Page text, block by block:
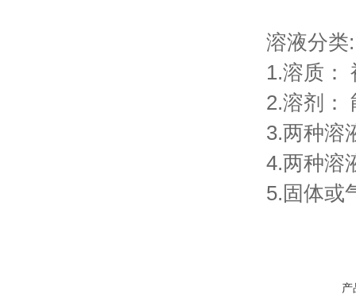
溶液分类:
1.溶质：
2.溶剂：
3.两种溶
4.两种溶
5.固体或
产